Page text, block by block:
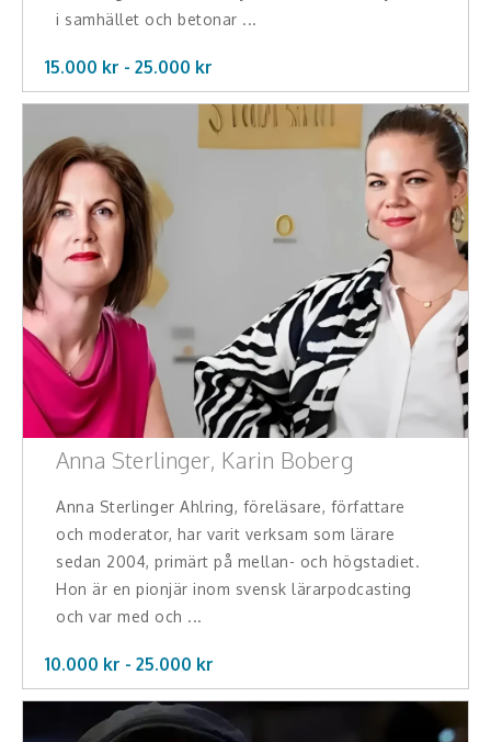
i samhället och betonar ...
15.000 kr - 25.000 kr
Anna Sterlinger, Karin Boberg
Anna Sterlinger Ahlring, föreläsare, författare
och moderator, har varit verksam som lärare
sedan 2004, primärt på mellan- och högstadiet.
Hon är en pionjär inom svensk lärarpodcasting
och var med och ...
10.000 kr - 25.000 kr